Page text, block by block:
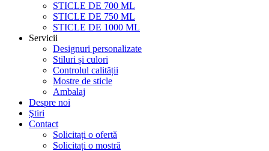
STICLE DE 700 ML
STICLE DE 750 ML
STICLE DE 1000 ML
Servicii
Designuri personalizate
Stiluri și culori
Controlul calității
Mostre de sticle
Ambalaj
Despre noi
Ştiri
Contact
Solicitați o ofertă
Solicitați o mostră